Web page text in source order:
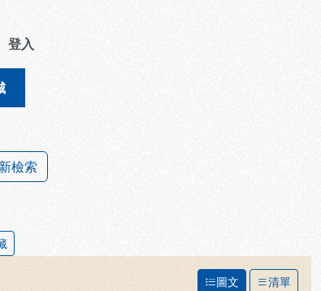
登入
檢索
圖文 清單